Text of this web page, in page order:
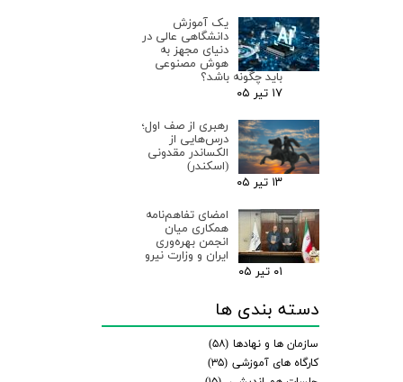
یک آموزش
دانشگاهی عالی در
دنیای مجهز به
هوش مصنوعی
باید چگونه باشد؟
۱۷ تیر ۰۵
رهبری از صف اول؛
درس‌هایی از
الکساندر مقدونی
(اسکندر)
۱۳ تیر ۰۵
امضای تفاهم‌نامه
همکاری میان
انجمن بهره‌وری
ایران و وزارت نیرو
۰۱ تیر ۰۵
دسته بندی ها
سازمان ها و نهادها (۵۸)
کارگاه های آموزشی (۳۵)